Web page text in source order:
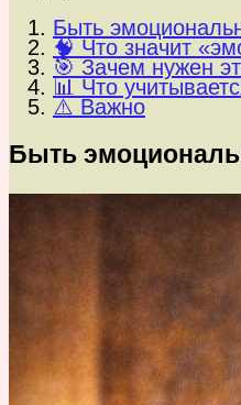
Быть
🧠 Что значит
🎯 Зачем нужен
📊 Что
⚠️ Важно
Быть